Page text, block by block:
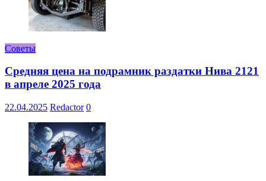
Советы
Средняя цена на подрамник раздатки Нива 2121
в апреле 2025 года
22.04.2025 Redactor 0